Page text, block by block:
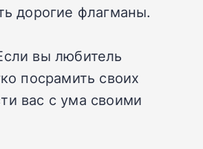
дорогие флагманы.
вы любитель
посрамить своих
вас с ума своими